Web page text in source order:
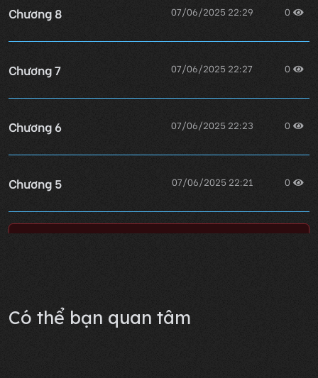
Chương 8 07/06/2025 22:29 0
Chương 7 07/06/2025 22:27 0
Chương 6 07/06/2025 22:23 0
Chương 5 07/06/2025 22:21 0
Có thể bạn quan tâm